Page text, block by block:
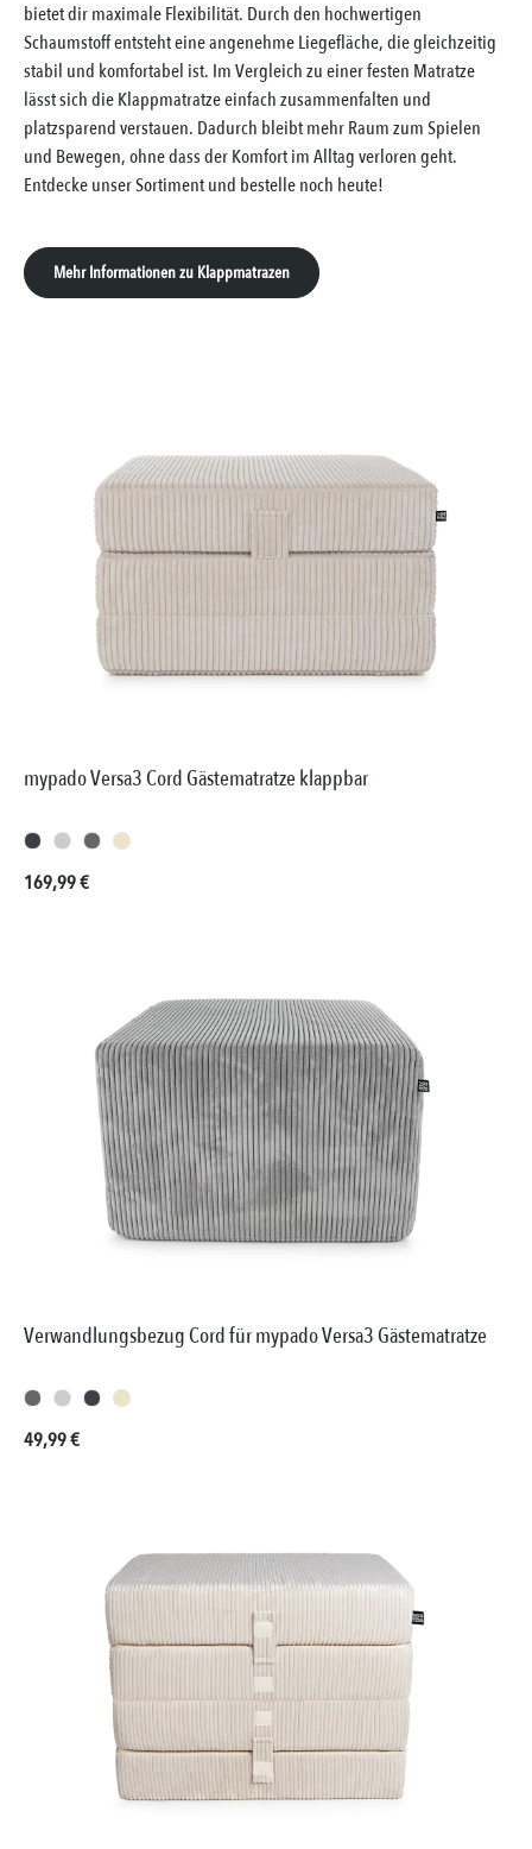
bietet dir maximale Flexibilität. Durch den hochwertigen
Schaumstoff entsteht eine angenehme Liegefläche, die gleichzeitig
stabil und komfortabel ist. Im Vergleich zu einer festen Matratze
lässt sich die Klappmatratze einfach zusammenfalten und
platzsparend verstauen. Dadurch bleibt mehr Raum zum Spielen
und Bewegen, ohne dass der Komfort im Alltag verloren geht.
Entdecke unser Sortiment und bestelle noch heute!
Mehr Informationen zu Klappmatrazen
mypado Versa3 Cord Gästematratze klappbar
Regulärer Preis:
169,99 €
Verwandlungsbezug Cord für mypado Versa3 Gästematratze
Regulärer Preis:
49,99 €